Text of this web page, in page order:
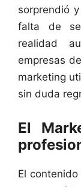
sorprendió
falta de
realidad
empresas
marketing
sin duda
El
El